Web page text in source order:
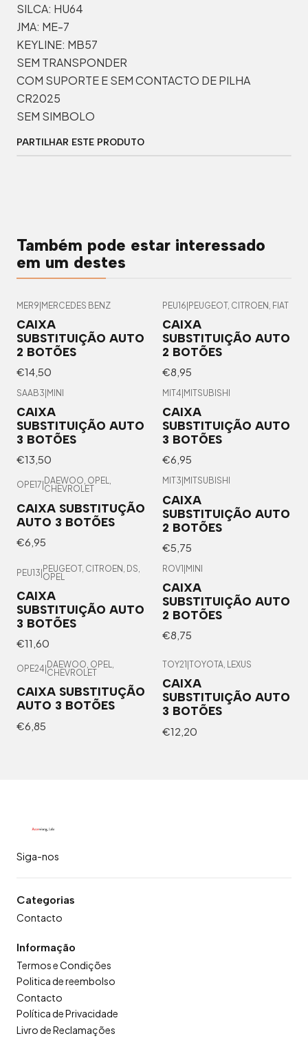
SILCA: HU64
JMA: ME-7
KEYLINE: MB57
SEM TRANSPONDER
COM SUPORTE E SEM CONTACTO DE PILHA
CR2025
SEM SIMBOLO
PARTILHAR ESTE PRODUTO
Também pode estar interessado
em um destes
MER9|MERCEDES BENZ
CAIXA
SUBSTITUIÇÃO AUTO
2 BOTÕES
€14,50
PEU16|PEUGEOT, CITROEN, FIAT
CAIXA
SUBSTITUIÇÃO AUTO
2 BOTÕES
€8,95
SAAB3 MINI
CAIXA
SUBSTITUIÇÃO AUTO
3 BOTÕES
€13,50
MIT4 MITSUBISHI
CAIXA
SUBSTITUIÇÃO AUTO
3 BOTÕES
€6,95
OPE17 DAEWOO, OPEL,
CHEVROLET
CAIXA SUBSTITUÇÃO
AUTO 3 BOTÕES
€6,95
MIT3 MITSUBISHI
CAIXA
SUBSTITUIÇÃO AUTO
2 BOTÕES
€5,75
PEU13 PEUGEOT, CITROEN, DS,
OPEL
CAIXA
SUBSTITUIÇÃO AUTO
3 BOTÕES
€11,60
ROV1 MINI
CAIXA
SUBSTITUIÇÃO AUTO
2 BOTÕES
€8,75
OPE24 DAEWOO, OPEL,
CHEVROLET
CAIXA SUBSTITUÇÃO
AUTO 3 BOTÕES
€6,85
TOY21 TOYOTA, LEXUS
CAIXA
SUBSTITUIÇÃO AUTO
3 BOTÕES
€12,20
Siga-nos
Categorias
Contacto
Informação
Termos e Condições
Politica de reembolso
Contacto
Política de Privacidade
Livro de Reclamações